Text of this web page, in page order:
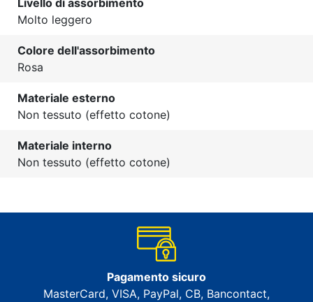
Livello di assorbimento
Molto leggero
Colore dell'assorbimento
Rosa
Materiale esterno
Non tessuto (effetto cotone)
Materiale interno
Non tessuto (effetto cotone)
Pagamento sicuro
MasterCard, VISA, PayPal, CB, Bancontact,